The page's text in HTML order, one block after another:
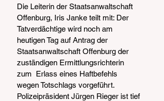
Die Leiterin der Staatsanwaltschaft
Offenburg, Iris Janke teilt mit: Der
Tatverdächtige wird noch am
heutigen Tag auf Antrag der
Staatsanwaltschaft Offenburg der
zuständigen Ermittlungsrichterin
zum  Erlass eines Haftbefehls
wegen Totschlags vorgeführt.
Polizeipräsident Jürgen Rieger ist tief